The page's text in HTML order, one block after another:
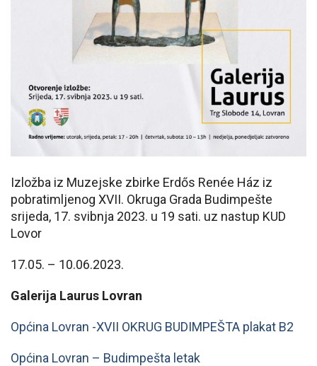
Izložba iz Muzejske zbirke Erdős Renée Ház iz
pobratimljenog XVII. Okruga Grada Budimpešte
srijeda, 17. svibnja 2023. u 19 sati. uz nastup KUD
Lovor
17.05. – 10.06.2023.
Galerija Laurus Lovran
Općina Lovran -XVII OKRUG BUDIMPEŠTA plakat B2
Općina Lovran – Budimpešta letak